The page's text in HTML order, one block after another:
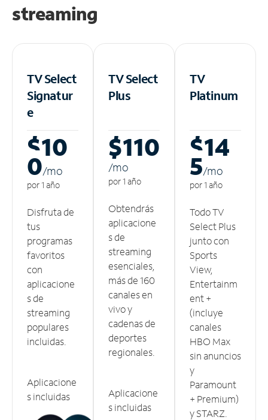
streaming
TV Select
Signatur
e
$10
0/mo
por 1 año
Disfruta de
tus
programas
favoritos
con
aplicacione
s de
streaming
populares
incluidas.
Aplicacione
s incluidas
TV Select
Plus
$110
/mo
por 1 año
Obtendrás
aplicacione
s de
streaming
esenciales,
más de 160
canales en
vivo y
cadenas de
deportes
regionales.
Aplicacione
s incluidas
TV
Platinum
$14
5/mo
por 1 año
Todo TV
Select Plus
junto con
Sports
View,
Entertainm
ent +
(incluye
canales
HBO Max
sin anuncios
y
Paramount
+ Premium)
y STARZ.